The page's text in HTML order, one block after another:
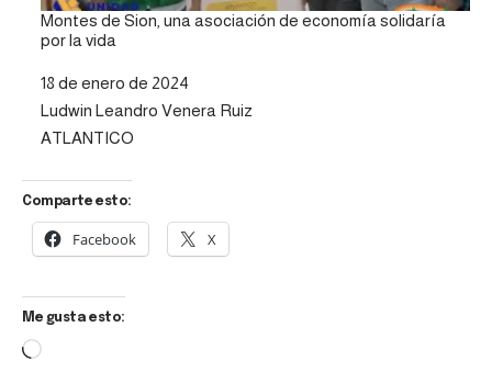
Montes de Sion, una asociación de economía solidaría
por la vida
Fecha
18 de enero de 2024
Autor
Ludwin Leandro Venera Ruiz
Respecto a
ATLANTICO
Comparte esto:
Facebook X
Me gusta esto: